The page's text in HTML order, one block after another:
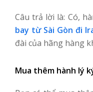
Câu trả lời là: Có,
bay từ Sài Gòn đi
đài của hãng hàng
Mua thêm hành lý